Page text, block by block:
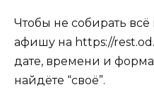
Чтобы не собирать
афишу на https://
дате, времени и
найдёте “своё”.